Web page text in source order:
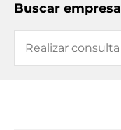
Buscar empresa